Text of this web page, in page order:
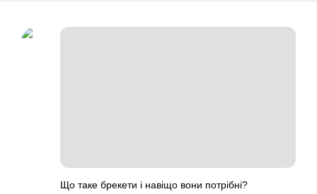
Що таке брекети і навіщо вони потрібні?